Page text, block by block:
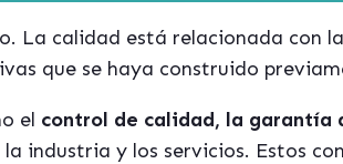
La calidad está relacionada con
que se haya construido
el control de calidad, la garantía
industria y los servicios. Estos